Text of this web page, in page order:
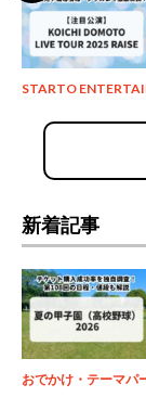
STARTO
新着記事
おでかけ・テーマパ